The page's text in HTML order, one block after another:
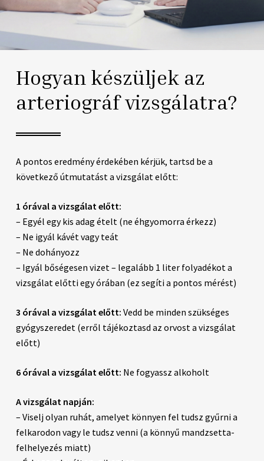
Hogyan készüljek az
arteriográf vizsgálatra?
A pontos eredmény érdekében kérjük, tartsd be a
következő útmutatást a vizsgálat előtt:
1 órával a vizsgálat előtt:
– Egyél egy kis adag ételt (ne éhgyomorra érkezz)
– Ne igyál kávét vagy teát
– Ne dohányozz
– Igyál bőségesen vizet – legalább 1 liter folyadékot a
vizsgálat előtti egy órában (ez segíti a pontos mérést)
3 órával a vizsgálat előtt: Vedd be minden szükséges
gyógyszeredet (erről tájékoztasd az orvost a vizsgálat
előtt)
6 órával a vizsgálat előtt: Ne fogyassz alkoholt
A vizsgálat napján:
– Viselj olyan ruhát, amelyet könnyen fel tudsz gyűrni a
felkarodon vagy le tudsz venni (a könnyű mandzsetta-
felhelyezés miatt)